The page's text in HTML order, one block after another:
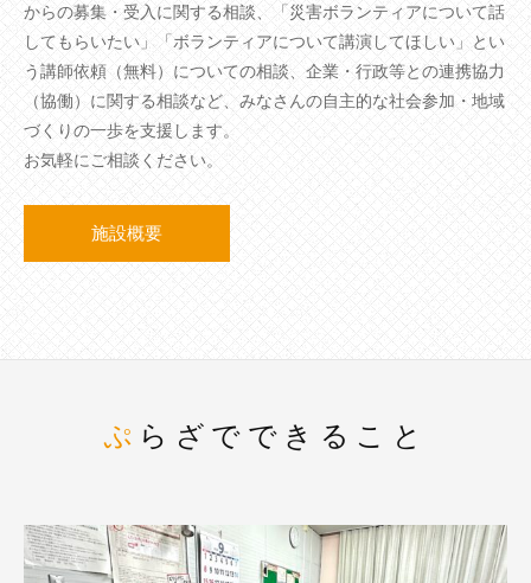
からの募集・受入に関する相談、「災害ボランティアについて話
してもらいたい」「ボランティアについて講演してほしい」とい
う講師依頼（無料）についての相談、企業・行政等との連携協力
（協働）に関する相談など、みなさんの自主的な社会参加・地域
づくりの一歩を支援します。
お気軽にご相談ください。
施設概要
ぷらざでできること